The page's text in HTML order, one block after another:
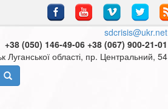
sdcrisis@ukr.net
+38 (050) 146-49-06 +38 (067) 900-21-01
області, пр. Центральний, 54